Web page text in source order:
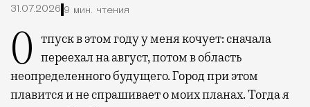
31.07.2026 9 мин. чтения
Отпуск в этом году у меня кочует: сначала переехал на август, потом в область
неопределенного будущего. Город при этом
плавится и не спрашивает о моих планах. Тогда я